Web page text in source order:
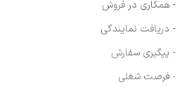
- همکاری در فروش
- دریافت نمایندگی
- پیگیری سفارش
- فرصت شغلی